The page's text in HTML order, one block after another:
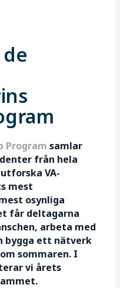
Program samlar
från hela
VA-
mest
osynliga
får deltagarna
arbeta med
bygga ett nätverk
sommaren. I
vi årets